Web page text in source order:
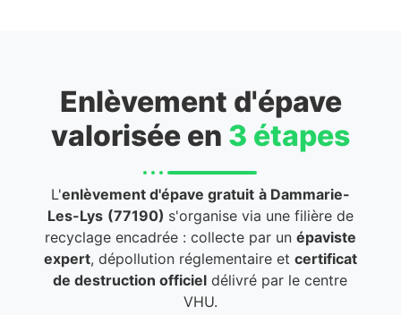
Enlèvement d'épave
valorisée en 3 étapes
L'enlèvement d'épave gratuit à Dammarie-
Les-Lys (77190) s'organise via une filière de
recyclage encadrée : collecte par un épaviste
expert, dépollution réglementaire et certificat
de destruction officiel délivré par le centre
VHU.